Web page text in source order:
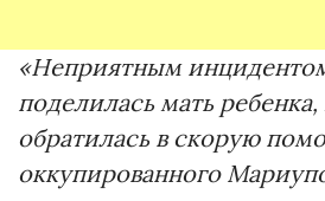
«Неприятным
поделилась мать ребенка,
обратилась в скорую
оккупированного